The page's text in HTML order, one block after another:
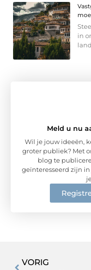
in
Meld u nu
Wil je jouw ideeën,
groter publiek? Met
blog te
geïnteresseerd zijn
VORIG